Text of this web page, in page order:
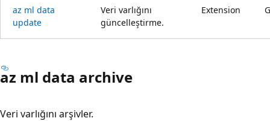
az ml data
update
Veri varlığını
güncelleştirme.
Extension
az ml data archive
Veri varlığını arşivler.